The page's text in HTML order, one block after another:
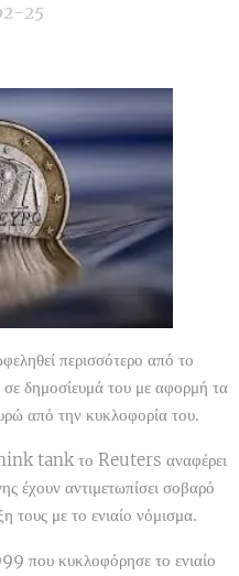
25
περισσότερο από το
δημοσίευμά του με αφορμή τα
από την κυκλοφορία του.
think tank το Reuters αναφέρει
έχουν αντιμετωπίσει σοβαρό
τους με το ενιαίο νόμισμα.
που κυκλοφόρησε το ενιαίο